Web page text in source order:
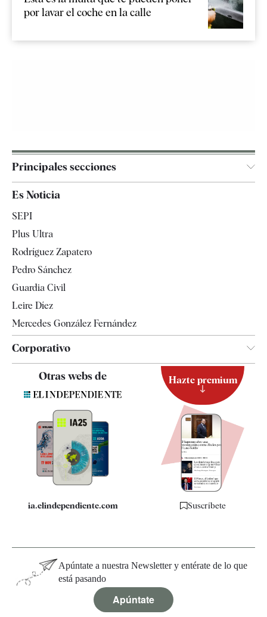
por lavar el coche en la calle
Principales secciones
España
Televisión
Es Noticia
SEPI
Plus Ultra
Rodríguez Zapatero
Pedro Sánchez
Guardia Civil
Leire Díez
Mercedes González Fernández
Corporativo
Contacto
Quiénes somos
Especificaciones
Otras webs de
ia.elindependiente.com
Hazte premium
Suscríbete
Apúntate a nuestra Newsletter y entérate de lo que
está pasando
Apúntate